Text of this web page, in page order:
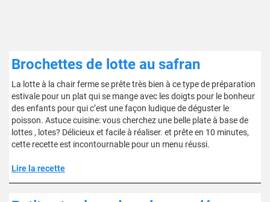
Brochettes de lotte au safran
La lotte à la chair ferme se prête très bien à ce type de préparation
estivale pour un plat qui se mange avec les doigts pour le bonheur
des enfants pour qui c’est une façon ludique de déguster le
poisson. Astuce cuisine: vous cherchez une belle plate à base de
lottes , lotes? Délicieux et facile à réaliser. et prête en 10 minutes,
cette recette est incontournable pour un menu réussi.
Lire la recette